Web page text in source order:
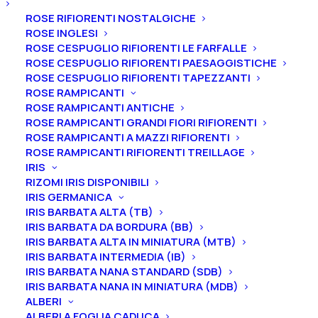
ROSE RIFIORENTI NOSTALGICHE
ROSE INGLESI
ROSE CESPUGLIO RIFIORENTI LE FARFALLE
ROSE CESPUGLIO RIFIORENTI PAESAGGISTICHE
ROSE CESPUGLIO RIFIORENTI TAPEZZANTI
ROSE RAMPICANTI
ROSE RAMPICANTI ANTICHE
ROSE RAMPICANTI GRANDI FIORI RIFIORENTI
ROSE RAMPICANTI A MAZZI RIFIORENTI
ROSE RAMPICANTI RIFIORENTI TREILLAGE
IRIS
RIZOMI IRIS DISPONIBILI
IRIS GERMANICA
IRIS BARBATA ALTA (TB)
IRIS BARBATA DA BORDURA (BB)
IRIS BARBATA ALTA IN MINIATURA (MTB)
IRIS BARBATA INTERMEDIA (IB)
IRIS BARBATA NANA STANDARD (SDB)
IRIS BARBATA NANA IN MINIATURA (MDB)
ALBERI
Rosa cespuglio grandi fiori
rifiorenti “Wildfire®”
19,00€
La rosa “Burgundy Iceberg®” è la versione “cupa” della
famosissima Rosa “Iceberg”. Dai toni Borgogna,
straordinariamente rifiorente e dalla leggera
profumazione. Inoltre è molto resistente alle malattie.
Dimensione vaso
Rosa